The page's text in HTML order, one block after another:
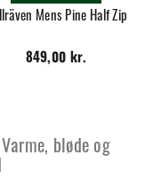
Mens Pine Half Zip
849,00 kr.
bløde og